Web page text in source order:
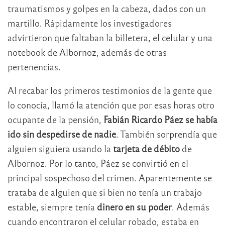
traumatismos y golpes en la cabeza, dados con un
martillo. Rápidamente los investigadores
advirtieron que faltaban la billetera, el celular y una
notebook de Albornoz, además de otras
pertenencias.
Al recabar los primeros testimonios de la gente que
lo conocía, llamó la atención que por esas horas otro
ocupante de la pensión, Fabián Ricardo Páez se había
ido sin despedirse de nadie. También sorprendía que
alguien siguiera usando la tarjeta de débito de
Albornoz. Por lo tanto, Páez se convirtió en el
principal sospechoso del crimen. Aparentemente se
trataba de alguien que si bien no tenía un trabajo
estable, siempre tenía dinero en su poder. Además
cuando encontraron el celular robado, estaba en